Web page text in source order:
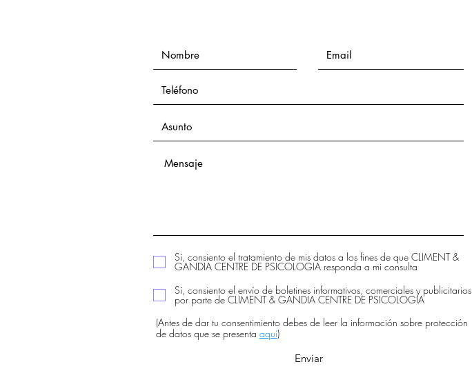
Sí, consiento el tratamiento de mis datos a los fines de que CLIMENT &
GANDIA CENTRE DE PSICOLOGIA responda a mi consulta
Sí, consiento el envío de boletines informativos, comerciales y publicitarios
por parte de CLIMENT & GANDIA CENTRE DE PSICOLOGIA
(Antes de dar tu consentimiento debes de leer la información sobre protección
de datos que se presenta aquí)
Enviar